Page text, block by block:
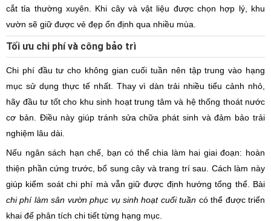
cắt tỉa thường xuyên. Khi cây và vật liệu được chọn hợp lý, khu
vườn sẽ giữ được vẻ đẹp ổn định qua nhiều mùa.
Tối ưu chi phí và công bảo trì
Chi phí đầu tư cho không gian cuối tuần nên tập trung vào hạng
mục sử dụng thực tế nhất. Thay vì dàn trải nhiều tiểu cảnh nhỏ,
hãy đầu tư tốt cho khu sinh hoạt trung tâm và hệ thống thoát nước
cơ bản. Điều này giúp tránh sửa chữa phát sinh và đảm bảo trải
nghiệm lâu dài.
Nếu ngân sách hạn chế, bạn có thể chia làm hai giai đoạn: hoàn
thiện phần cứng trước, bổ sung cây và trang trí sau. Cách làm này
giúp kiểm soát chi phí mà vẫn giữ được định hướng tổng thể. Bài
chi phí làm sân vườn phục vụ sinh hoạt cuối tuần có thể được triển
khai để phân tích chi tiết từng hạng mục.